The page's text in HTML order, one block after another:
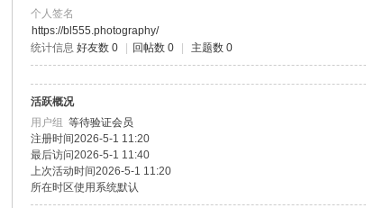
个人签名
https://bl555.photography/
统计信息 好友数 0 回帖数 0 主题数 0
活跃概况
用户组等待验证会员
注册时间2026-5-1 11:20
最后访问2026-5-1 11:40
上次活动时间2026-5-1 11:20
所在时区使用系统默认